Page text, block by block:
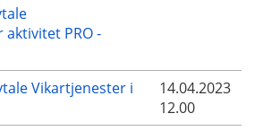
PRO -
Vikartjenester i
14.04.2023
12.00